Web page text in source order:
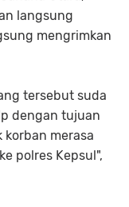
langsung
mengrimkan
tersebut suda
dengan tujuan
merasa
polres Kepsul",